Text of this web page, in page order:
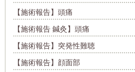
【施術報告】頭痛
【施術報告 鍼灸】頭痛
【施術報告】突発性難聴
【施術報告】顔面部